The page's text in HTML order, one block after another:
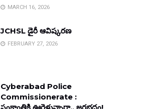
MARCH 16, 2026
JCHSL డైరీ ఆవిష్కరణ
FEBRUARY 27, 2026
Cyberabad Police
Commissionerate :